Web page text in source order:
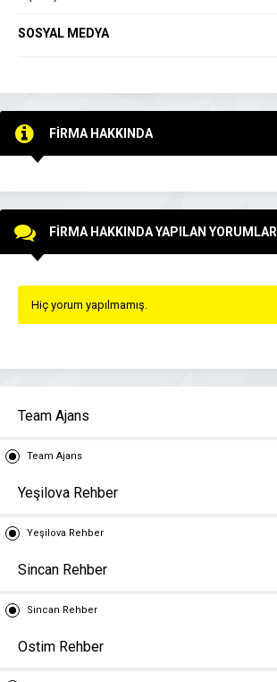
SOSYAL MEDYA
FİRMA HAKKINDA
FİRMA HAKKINDA YAPILAN YORUMLAR
Hiç yorum yapılmamış.
Team Ajans
Team Ajans
Yeşilova Rehber
Yeşilova Rehber
Sincan Rehber
Sincan Rehber
Ostim Rehber